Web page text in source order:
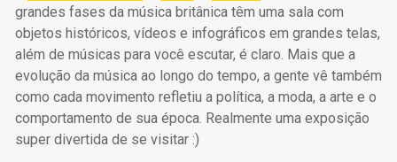
grandes fases da música britânica têm uma sala com
objetos históricos, vídeos e infográficos em grandes telas,
além de músicas para você escutar, é claro. Mais que a
evolução da música ao longo do tempo, a gente vê também
como cada movimento refletiu a política, a moda, a arte e o
comportamento de sua época. Realmente uma exposição
super divertida de se visitar :)